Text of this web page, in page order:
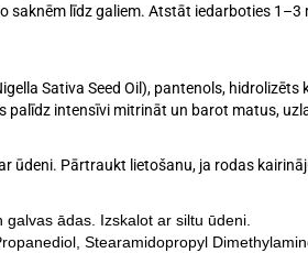
līdz galiem. Atstāt iedarboties
Sativa Seed Oil), pantenols,
intensīvi mitrināt un barot matus,
ūdeni. Pārtraukt lietošanu, ja rodas
ādas. Izskalot ar siltu ūdeni.
Stearamidopropyl